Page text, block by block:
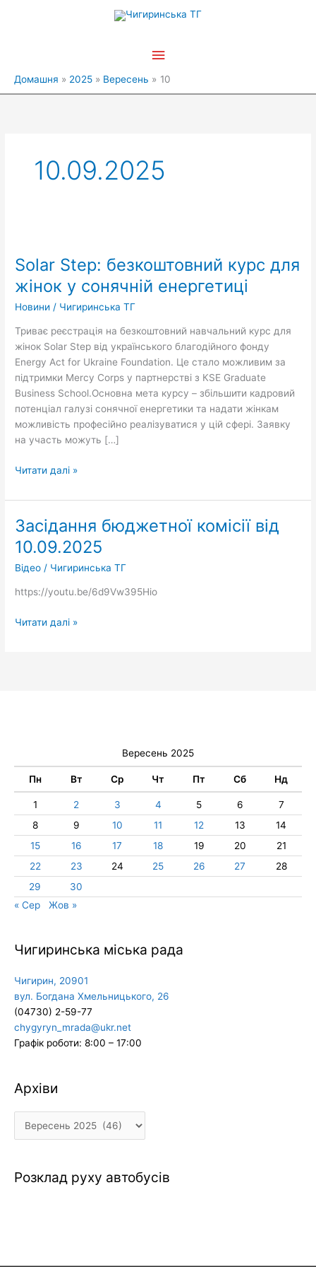
Головне
Домашня 2025 Вересень 10
10.09.2025
Solar Step: безкоштовний курс для
жінок у сонячній енергетиці
Новини / Чигиринська ТГ
Триває реєстрація на безкоштовний навчальний курс для
жінок Solar Step від українського благодійного фонду
Energy Act for Ukraine Foundation. Це стало можливим за
підтримки Mercy Corps у партнерстві з КSЕ Graduate
Business School.Основна мета курсу – збільшити кадровий
потенціал галузі сонячної енергетики та надати жінкам
можливість професійно реалізуватися у цій сфері. Заявку
на участь можуть […]
безкоштовний
курс
для
жінок
у
сонячній
енергетиці
Читати далі »
Засідання бюджетної комісії від
10.09.2025
Відео / Чигиринська ТГ
https://youtu.be/6d9Vw395Hio
Засідання
бюджетної
комісії
від
Читати далі »
Вересень 2025
Пн Вт Ср Чт Пт Сб Нд
1 2 3 4 5 6
7
8
9 10 11 12 13
14
15
16 17 18 19 20
21
22
23 24 25 26 27
28
29
30
« Сер
Жов »
Чигиринська міська рада
Чигирин, 20901
вул. Богдана Хмельницького, 26
(04730) 2-59-77
chygyryn_mrada@ukr.net
Графік роботи: 8:00 – 17:00
Архіви
Архіви
Розклад руху автобусів